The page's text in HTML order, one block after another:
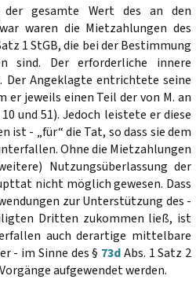
der gesamte Wert des an den
waren die Mietzahlungen des
1 StGB, die bei der Bestimmung
sind. Der erforderliche innere
Der Angeklagte entrichtete seine
jeweils einen Teil der von M. an
und 51). Jedoch leistete er diese
ist - „für“ die Tat, so dass sie dem
Ohne die Mietzahlungen
Nutzungsüberlassung der
nicht möglich gewesen. Dass
zur Unterstützung des -
Dritten zukommen ließ, ist
auch derartige mittelbare
- im Sinne des § 73dAbs. 1 Satz 2
aufgewendet werden.